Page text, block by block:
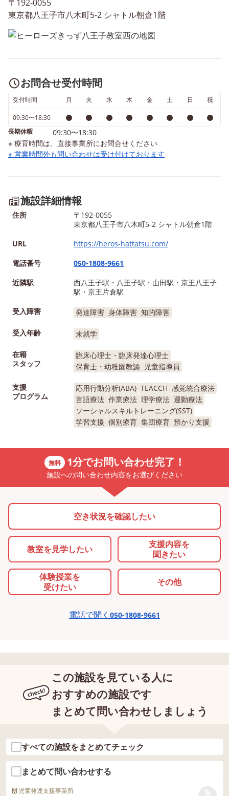
〒192-0055
東京都八王子市八木町5-2 シャトル朝倉1階
お問合せ受付時間
受付時間 月 火 水 木 金 土 日 祝
09:30〜18:30
長期休暇
09:30〜18:30
※ 療育時間は、直接事業所にお問合せください
※ 営業時間外も問い合わせは受け付けております
施設詳細情報
住所
〒192-0055
東京都八王子市八木町5-2 シャトル朝倉1階
URL
https://heros-hattatsu.com/
電話番号
050-1808-9661
近隣駅
西八王子駅・八王子駅・山田駅・京王八王子
駅・京王片倉駅
受入障害
発達障害 身体障害 知的障害
受入年齢 未就学
在籍
スタッフ
臨床心理士・臨床発達心理士
保育士・幼稚園教諭 児童指導員
支援
プログラム
応用行動分析(ABA) TEACCH 感覚統合療法
言語療法 作業療法 理学療法 運動療法
ソーシャルスキルトレーニング(SST)
学習支援 個別療育 集団療育 預かり支援
無料 1分でお問い合わせ完了！
施設への問い合わせ内容をお選びください
空き状況を確認したい
教室を見学したい
支援内容を
聞きたい
体験授業を
受けたい
その他
電話で聞く 050-1808-9661
この施設を見ている人に
おすすめの施設です
まとめて問い合わせしましょう
すべての施設をまとめてチェック
まとめて問い合わせする
児童発達支援事業所